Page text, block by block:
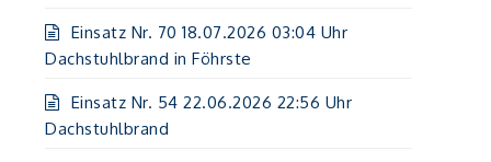
Einsatz Nr. 70 18.07.2026 03:04 Uhr
Dachstuhlbrand in Föhrste
Einsatz Nr. 54 22.06.2026 22:56 Uhr
Dachstuhlbrand